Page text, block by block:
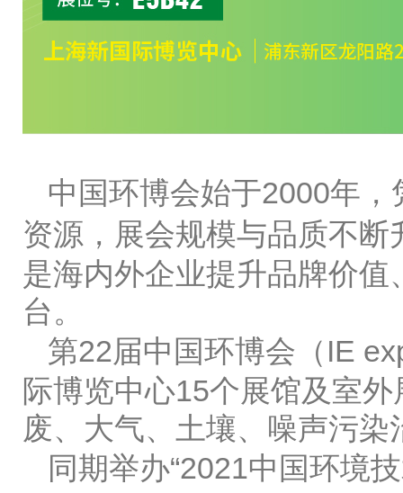
中国环博会始于2000年
资源，展会规模与品质不
是海内外企业提升品牌价
台。
第22届中国环博会（IE
际博览中心15个展馆及室
废、大气、土壤、噪声污
同期举办“2021中国环境